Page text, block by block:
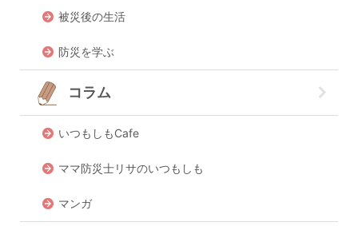
被災後の生活
防災を学ぶ
コラム
いつもしもCafe
ママ防災士リサのいつもしも
マンガ